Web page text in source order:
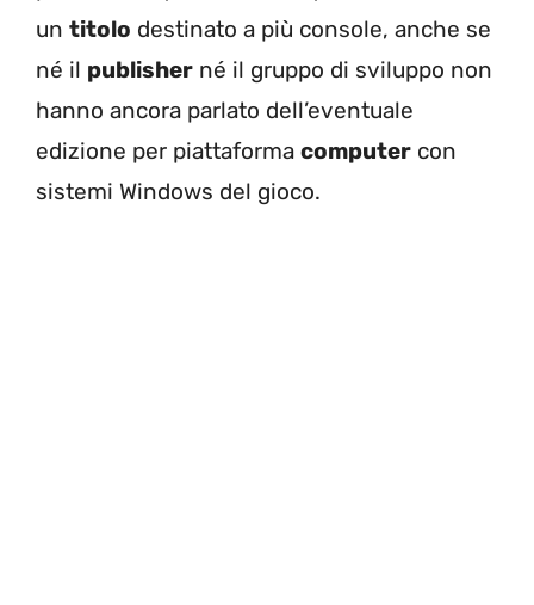
un titolo destinato a più console, anche se
né il publisher né il gruppo di sviluppo non
hanno ancora parlato dell’eventuale
edizione per piattaforma computer con
sistemi Windows del gioco.